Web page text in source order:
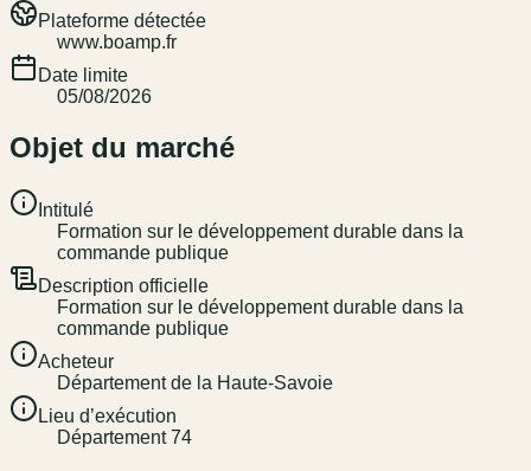
Plateforme détectée
www.boamp.fr
Date limite
05/08/2026
Objet du marché
Intitulé
Formation sur le développement durable dans la
commande publique
Description officielle
Formation sur le développement durable dans la
commande publique
Acheteur
Département de la Haute-Savoie
Lieu d’exécution
Département 74